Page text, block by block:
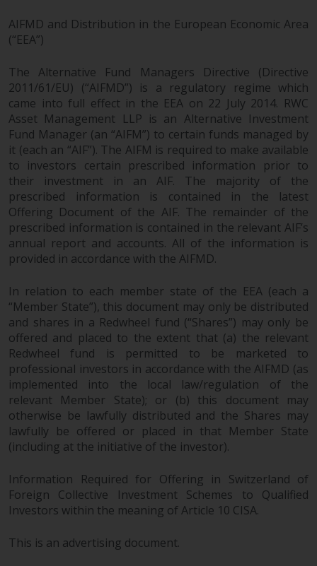
Copyright
ohne die vorherige schriftliche
Genehmigung von Redwheel in
irgendeiner Weise reproduziert
werden. Copyright 2016 ©
AIFMD and Distribution in the European Economic Area
(“EEA”)
The Alternative Fund Managers Directive (Directive
2011/61/EU) (“AIFMD”) is a regulatory regime which
came into full effect in the EEA on 22 July 2014. RWC
Asset Management LLP is an Alternative Investment
Fund Manager (an “AIFM”) to certain funds managed by
it (each an “AIF”). The AIFM is required to make available
to investors certain prescribed information prior to
their investment in an AIF. The majority of the
prescribed information is contained in the latest
Offering Document of the AIF. The remainder of the
prescribed information is contained in the relevant AIF’s
annual report and accounts. All of the information is
provided in accordance with the AIFMD.
In relation to each member state of the EEA (each a
“Member State”), this document may only be distributed
and shares in a Redwheel fund (“Shares”) may only be
offered and placed to the extent that (a) the relevant
Redwheel fund is permitted to be marketed to
professional investors in accordance with the AIFMD (as
implemented into the local law/regulation of the
relevant Member State); or (b) this document may
otherwise be lawfully distributed and the Shares may
lawfully be offered or placed in that Member State
(including at the initiative of the investor).
Information Required for Offering in Switzerland of
Foreign Collective Investment Schemes to Qualified
Investors within the meaning of Article 10 CISA.
This is an advertising document.